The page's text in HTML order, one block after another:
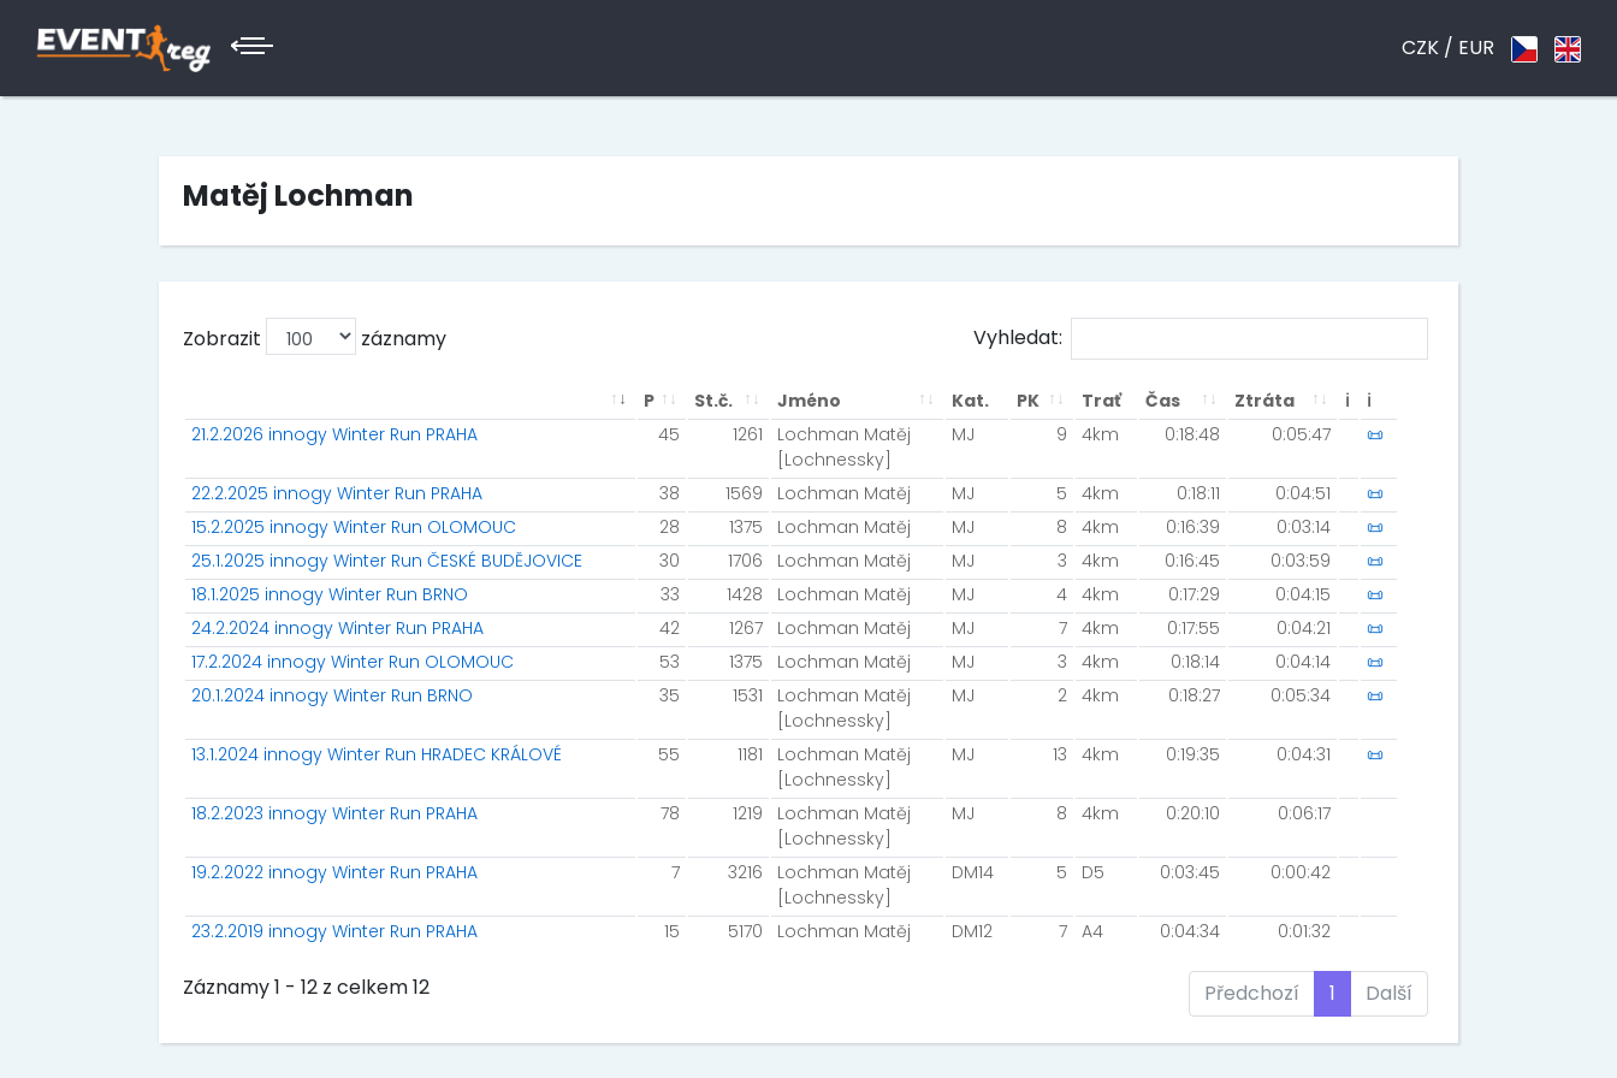
CZK / EUR
Matěj Lochman
Zobrazit záznamy Vyhledat:
P St.č. Jméno Kat. PK Trať Čas Ztráta ℹ
ℹ
21.2.2026 innogy Winter Run PRAHA
45 1261
Lochman Matěj
[Lochnessky]
MJ 9 4km 0:18:48 0:05:47 📜
22.2.2025 innogy Winter Run PRAHA 38 1569 Lochman Matěj MJ 5 4km 0:18:11 0:04:51
📜
15.2.2025 innogy Winter Run OLOMOUC
28 1375 Lochman Matěj MJ 8 4km 0:16:39 0:03:14
📜
25.1.2025 innogy Winter Run ČESKÉ BUDĚJOVICE
30 1706 Lochman Matěj MJ 3 4km 0:16:45 0:03:59
📜
18.1.2025 innogy Winter Run BRNO
33 1428 Lochman Matěj MJ 4 4km 0:17:29 0:04:15
📜
24.2.2024 innogy Winter Run PRAHA
42 1267 Lochman Matěj MJ 7 4km 0:17:55 0:04:21
📜
17.2.2024 innogy Winter Run OLOMOUC
53 1375 Lochman Matěj MJ 3 4km 0:18:14 0:04:14
📜
20.1.2024 innogy Winter Run BRNO
35 1531
Lochman Matěj
[Lochnessky]
MJ 2 4km 0:18:27 0:05:34 📜
13.1.2024 innogy Winter Run HRADEC KRÁLOVÉ 55 1181
Lochman Matěj
[Lochnessky]
MJ 13 4km 0:19:35 0:04:31 📜
18.2.2023 innogy Winter Run PRAHA 78 1219
Lochman Matěj
[Lochnessky]
MJ 8 4km 0:20:10 0:06:17
19.2.2022 innogy Winter Run PRAHA 7 3216
Lochman Matěj
[Lochnessky]
DM14 5 D5 0:03:45 0:00:42
23.2.2019 innogy Winter Run PRAHA 15 5170 Lochman Matěj DM12 7 A4 0:04:34 0:01:32
Záznamy 1 - 12 z celkem 12 Předchozí 1 Další